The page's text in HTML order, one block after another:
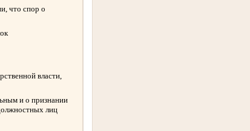
что спор о
власти,
и о признании
лиц